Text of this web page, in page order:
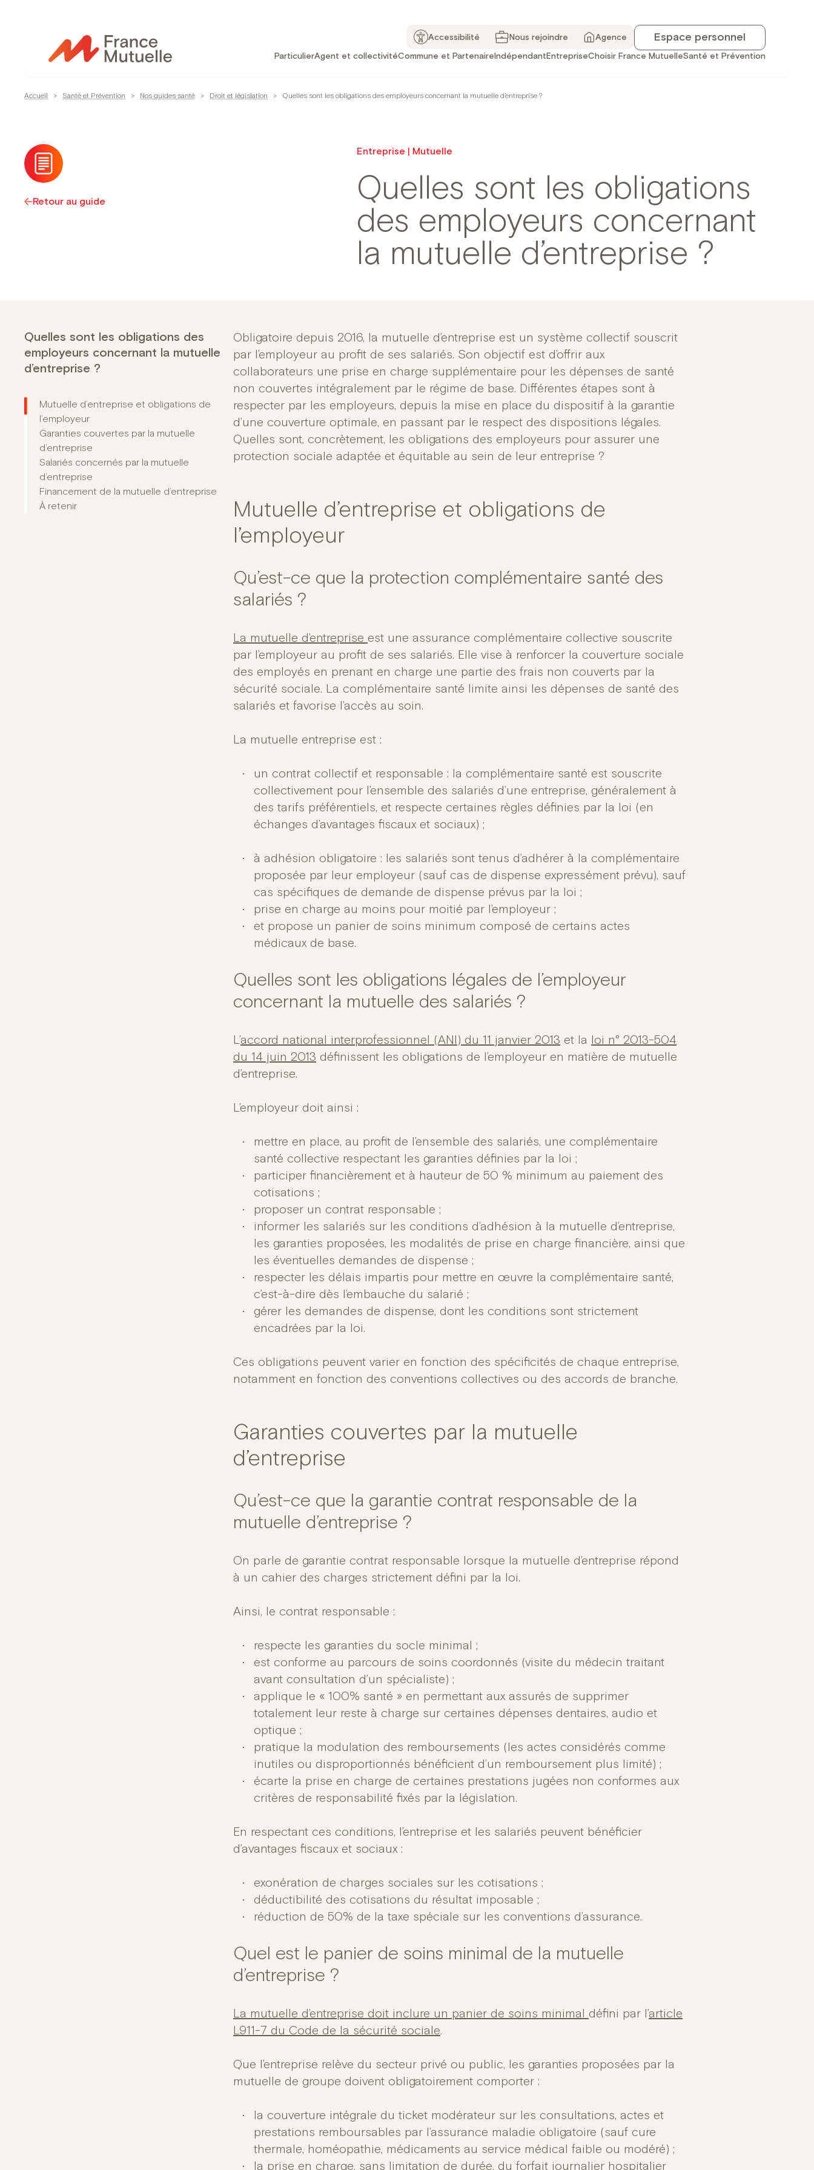
contenu
Accessibilité Nous rejoindre Agence Espace personnel
ParticulierAgent et collectivitéCommune et Partenaire Indépendant EntrepriseChoisir France MutuelleSanté et Prévention
Accueil > Santé et Prévention > Nos guides santé > Droit et législation > Quelles sont les obligations des employeurs concernant la mutuelle d’entreprise ?
Retour au guide
Entreprise | Mutuelle
Quelles sont les obligations
des employeurs concernant
la mutuelle d’entreprise ?
Quelles sont les obligations des
employeurs concernant la mutuelle
d’entreprise ?
Mutuelle d’entreprise et obligations de
l’employeur
Garanties couvertes par la mutuelle
d’entreprise
Salariés concernés par la mutuelle
d’entreprise
Financement de la mutuelle d’entreprise
À retenir
Obligatoire depuis 2016, la mutuelle d’entreprise est un système collectif souscrit
par l’employeur au profit de ses salariés. Son objectif est d’offrir aux
collaborateurs une prise en charge supplémentaire pour les dépenses de santé
non couvertes intégralement par le régime de base. Différentes étapes sont à
respecter par les employeurs, depuis la mise en place du dispositif à la garantie
d’une couverture optimale, en passant par le respect des dispositions légales.
Quelles sont, concrètement, les obligations des employeurs pour assurer une
protection sociale adaptée et équitable au sein de leur entreprise ?
Mutuelle d’entreprise et obligations de
l’employeur
Qu’est-ce que la protection complémentaire santé des
salariés ?
La mutuelle d’entreprise est une assurance complémentaire collective souscrite
par l’employeur au profit de ses salariés. Elle vise à renforcer la couverture sociale
des employés en prenant en charge une partie des frais non couverts par la
sécurité sociale. La complémentaire santé limite ainsi les dépenses de santé des
salariés et favorise l’accès au soin.
La mutuelle entreprise est :
un contrat collectif et responsable : la complémentaire santé est souscrite
collectivement pour l’ensemble des salariés d’une entreprise, généralement à
des tarifs préférentiels, et respecte certaines règles définies par la loi (en
échanges d’avantages fiscaux et sociaux) ;
à adhésion obligatoire : les salariés sont tenus d’adhérer à la complémentaire
proposée par leur employeur (sauf cas de dispense expressément prévu), sauf
cas spécifiques de demande de dispense prévus par la loi ;
prise en charge au moins pour moitié par l’employeur ;
et propose un panier de soins minimum composé de certains actes
médicaux de base.
Quelles sont les obligations légales de l’employeur
concernant la mutuelle des salariés ?
L’accord national interprofessionnel (ANI) du 11 janvier 2013 et la
loi n° 2013-504
du 14 juin 2013 définissent les obligations de l’employeur en matière de mutuelle
d’entreprise.
L’employeur doit ainsi :
mettre en place, au profit de l’ensemble des salariés, une complémentaire
santé collective respectant les garanties définies par la loi ;
participer financièrement et à hauteur de 50 % minimum au paiement des
cotisations ;
proposer un contrat responsable ;
informer les salariés sur les conditions d’adhésion à la mutuelle d’entreprise,
les garanties proposées, les modalités de prise en charge financière, ainsi que
les éventuelles demandes de dispense ;
respecter les délais impartis pour mettre en œuvre la complémentaire santé,
c’est-à-dire dès l’embauche du salarié ;
gérer les demandes de dispense, dont les conditions sont strictement
encadrées par la loi.
Ces obligations peuvent varier en fonction des spécificités de chaque entreprise,
notamment en fonction des conventions collectives ou des accords de branche.
Garanties couvertes par la mutuelle
d’entreprise
Qu’est-ce que la garantie contrat responsable de la
mutuelle d’entreprise ?
On parle de garantie contrat responsable lorsque la mutuelle d’entreprise répond
à un cahier des charges strictement défini par la loi.
Ainsi, le contrat responsable :
respecte les garanties du socle minimal ;
est conforme au parcours de soins coordonnés (visite du médecin traitant
avant consultation d’un spécialiste) ;
applique le « 100% santé » en permettant aux assurés de supprimer
totalement leur reste à charge sur certaines dépenses dentaires, audio et
optique ;
pratique la modulation des remboursements (les actes considérés comme
inutiles ou disproportionnés bénéficient d’un remboursement plus limité) ;
écarte la prise en charge de certaines prestations jugées non conformes aux
critères de responsabilité fixés par la législation.
En respectant ces conditions, l’entreprise et les salariés peuvent bénéficier
d’avantages fiscaux et sociaux :
exonération de charges sociales sur les cotisations ;
déductibilité des cotisations du résultat imposable ;
réduction de 50% de la taxe spéciale sur les conventions d’assurance.
Quel est le panier de soins minimal de la mutuelle
d’entreprise ?
La mutuelle d’entreprise doit inclure un panier de soins minimal défini par l’article
L911-7 du Code de la sécurité sociale.
Que l’entreprise relève du secteur privé ou public, les garanties proposées par la
mutuelle de groupe doivent obligatoirement comporter :
la couverture intégrale du ticket modérateur sur les consultations, actes et
prestations remboursables par l’assurance maladie obligatoire (sauf cure
thermale, homéopathie, médicaments au service médical faible ou modéré) ;
la prise en charge, sans limitation de durée, du forfait journalier hospitalier